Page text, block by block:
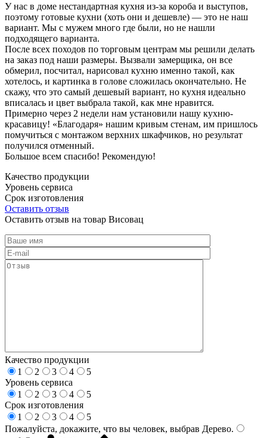
У нас в доме нестандартная кухня из-за короба и выступов,
поэтому готовые кухни (хоть они и дешевле) — это не наш
вариант. Мы с мужем много где были, но не нашли
подходящего варианта.
После всех походов по торговым центрам мы решили делать
на заказ под наши размеры. Вызвали замерщика, он все
обмерил, посчитал, нарисовал кухню именно такой, как
хотелось, и картинка в голове сложилась окончательно. Не
скажу, что это самый дешевый вариант, но кухня идеально
вписалась и цвет выбрала такой, как мне нравится.
Примерно через 2 недели нам установили нашу кухню-
красавицу! «Благодаря» нашим кривым стенам, им пришлось
помучиться с монтажом верхних шкафчиков, но результат
получился отменный.
Большое всем спасибо! Рекомендую!
Качество продукции
Уровень сервиса
Срок изготовления
Оставить отзыв
Оставить отзыв на товар Висовац
Качество продукции
1
2 3 4
5
Уровень сервиса
1
2 3 4
5
Срок изготовления
1
2 3 4
5
Пожалуйста, докажите, что вы человек, выбрав Дерево.